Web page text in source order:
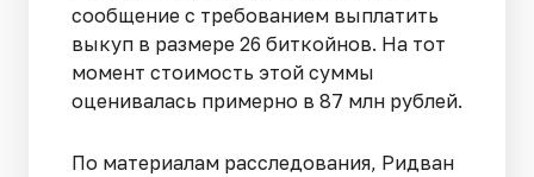
сообщение с требованием выплатить
выкуп в размере 26 биткойнов. На тот
момент стоимость этой суммы
оценивалась примерно в 87 млн рублей.
По материалам расследования, Ридван